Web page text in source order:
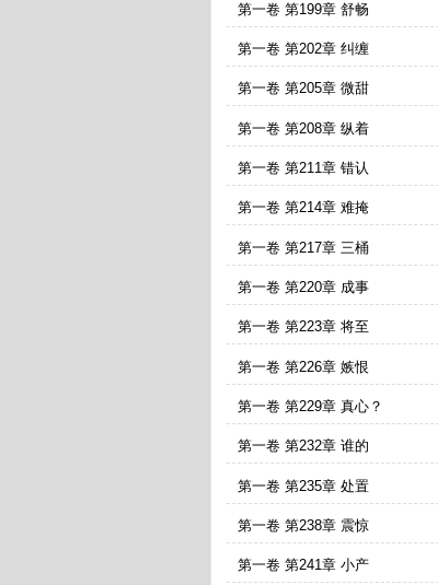
第一卷 第199章 舒畅
第一卷 第202章 纠缠
第一卷 第205章 微甜
第一卷 第208章 纵着
第一卷 第211章 错认
第一卷 第214章 难掩
第一卷 第217章 三桶
第一卷 第220章 成事
第一卷 第223章 将至
第一卷 第226章 嫉恨
第一卷 第229章 真心？
第一卷 第232章 谁的
第一卷 第235章 处置
第一卷 第238章 震惊
第一卷 第241章 小产